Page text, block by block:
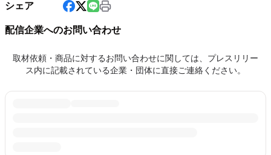
シェア
配信企業へのお問い合わせ
取材依頼・商品に対するお問い合わせに関しては、プレスリリー
ス内に記載されている企業・団体に直接ご連絡ください。